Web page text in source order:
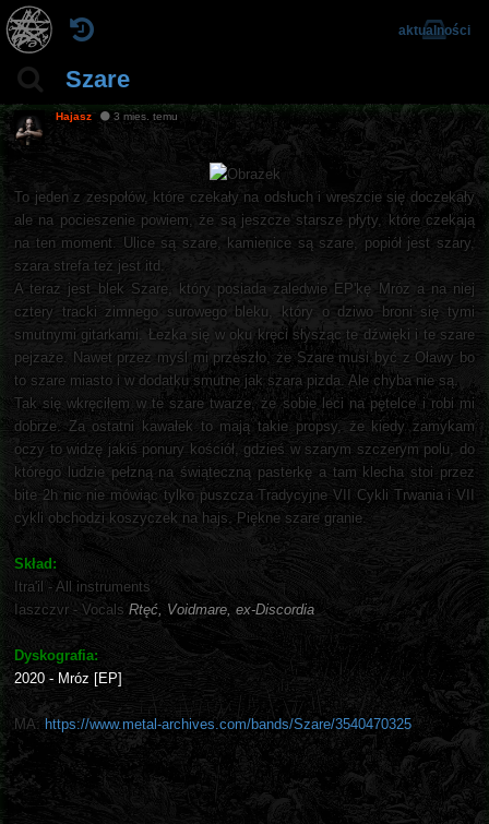
Szare
aktualności
Hajasz 3 mies. temu
To jeden z zespołów, które czekały na odsłuch i wreszcie się doczekały
ale na pocieszenie powiem, że są jeszcze starsze płyty, które czekają
na ten moment. Ulice są szare, kamienice są szare, popiół jest szary,
szara strefa też jest itd.
A teraz jest blek Szare, który posiada zaledwie EP'kę Mróz a na niej
cztery tracki zimnego surowego bleku, który o dziwo broni się tymi
smutnymi gitarkami. Łezka się w oku kręci słysząc te dźwięki i te szare
pejzaże. Nawet przez myśl mi przeszło, że Szare musi być z Oławy bo
to szare miasto i w dodatku smutne jak szara pizda. Ale chyba nie są.
Tak się wkręciłem w te szare twarze, że sobie leci na pętelce i robi mi
dobrze. Za ostatni kawałek to mają takie propsy, że kiedy zamykam
oczy to widzę jakiś ponury kościół, gdzieś w szarym szczerym polu, do
którego ludzie pełzną na świąteczną pasterkę a tam klecha stoi przez
bite 2h nic nie mówiąc tylko puszcza Tradycyjne VII Cykli Trwania i VII
cykli obchodzi koszyczek na hajs. Piękne szare granie.
Skład:
Itra'il - All instruments
Iaszczvr - Vocals Rtęć, Voidmare, ex-Discordia
Dyskografia:
2020 - Mróz [EP]
MA: https://www.metal-archives.com/bands/Szare/3540470325